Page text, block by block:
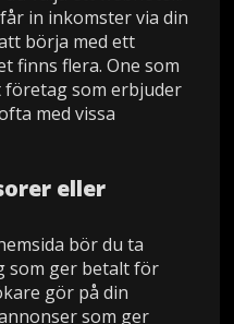
in inkomster via din
börja med ett
finns flera. One som
som erbjuder
med vissa
eller
bör du ta
som ger betalt för
gör på din
som ger